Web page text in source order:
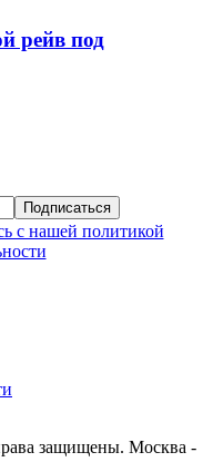
рейв под
с нашей политикой
защищены. Москва -